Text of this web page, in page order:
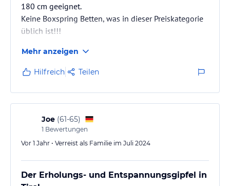
180 cm geeignet.
Keine Boxspring Betten, was in dieser Preiskategorie
üblich ist!!!
Mehr anzeigen
Hilfreich Teilen
Joe (61-65)
1 Bewertungen
Vor 1 Jahr • Verreist als Familie im Juli 2024
Der Erholungs- und Entspannungsgipfel in